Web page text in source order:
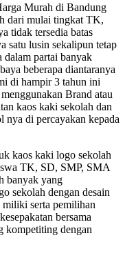
Murah di Bandung
dari mulai tingkat TK,
tidak tersedia batas
satu lusin sekalipun tetap
dalam partai banyak
beberapa diantaranya
di hampir 3 tahun ini
Brand atau
kaos kaki sekolah dan
nya di percayakan kepada
kaos kaki logo sekolah
TK, SD, SMP, SMA
banyak yang
sekolah dengan desain
serta pemilihan
bersama
kompetiting dengan